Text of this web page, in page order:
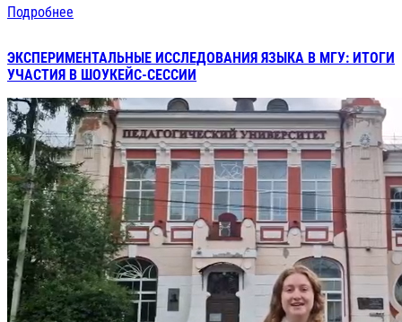
Подробнее
ЭКСПЕРИМЕНТАЛЬНЫЕ ИССЛЕДОВАНИЯ ЯЗЫКА В МГУ: ИТОГИ
УЧАСТИЯ В ШОУКЕЙС-СЕССИИ